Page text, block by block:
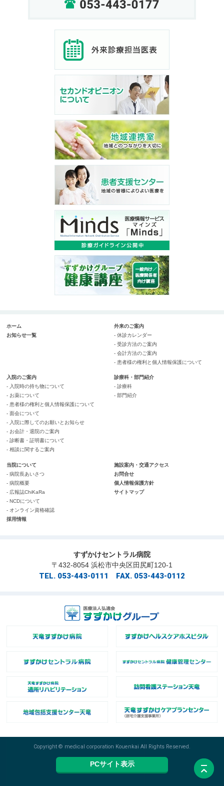
ホーム
お知らせ一覧
外来のご案内
- 休診カレンダー
- 受診方法のご案内
- 会計方法のご案内
- 患者様の権利と個人情報保護について
入院のご案内
- 入院時の持ち物について
- お薬について
- 患者様の権利と個人情報保護について
- 面会について
- 入院に際してのお願いとお知らせ
- お会計・退院のご案内
- 診断書・証明書について
- 相談に関するご案内
診療科・部門紹介
- 診療科
- 部門紹介
当院について
- 病院長あいさつ
- 病院概要
- 広報誌ChiKaRa
- NCDについて
- オンライン資格確認
採用情報
施設案内・交通アクセス
お問合せ
個人情報保護方針
サイトマップ
すずかけセントラル病院
〒432-8054 浜松市中央区田尻町120-1
TEL. 053-443-0111 FAX. 053-443-0112
Copyright © medical corporation Kouenkai All Rights Reserved.
PCサイト表示